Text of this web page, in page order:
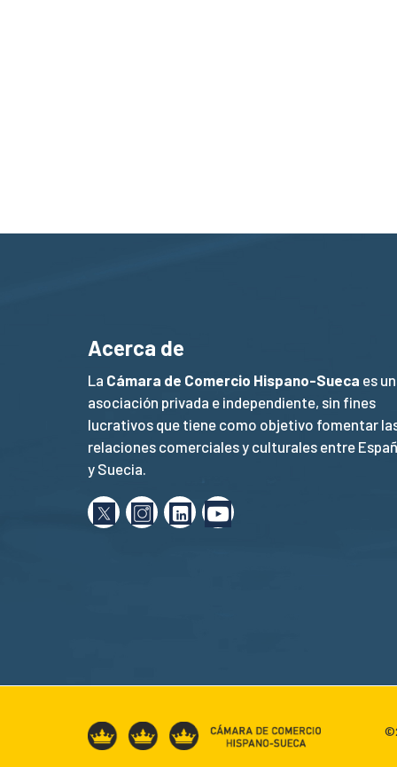
Acerca de
La Cámara de Comercio Hispano-Sueca es
asociación privada e independiente, sin fines
lucrativos que tiene como objetivo fomentar
relaciones comerciales y culturales entre
y Suecia.